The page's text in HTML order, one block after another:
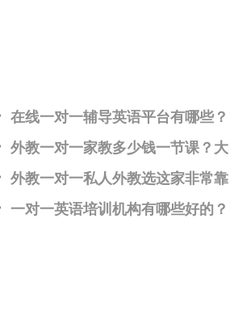
在线一对一辅导英语平台有哪些？
外教一对一家教多少钱一节课？大
外教一对一私人外教选这家非常靠
一对一英语培训机构有哪些好的？